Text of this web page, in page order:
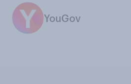
YouGov